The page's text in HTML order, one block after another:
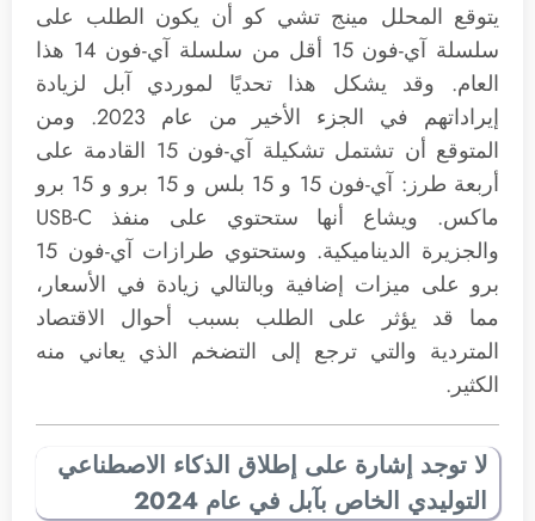
يتوقع المحلل مينج تشي كو أن يكون الطلب على
سلسلة آي-فون 15 أقل من سلسلة آي-فون 14 هذا
العام. وقد يشكل هذا تحديًا لموردي آبل لزيادة
إيراداتهم في الجزء الأخير من عام 2023. ومن
المتوقع أن تشتمل تشكيلة آي-فون 15 القادمة على
أربعة طرز: آي-فون 15 و 15 بلس و 15 برو و 15 برو
ماكس. ويشاع أنها ستحتوي على منفذ USB-C
والجزيرة الديناميكية. وستحتوي طرازات آي-فون 15
برو على ميزات إضافية وبالتالي زيادة في الأسعار،
مما قد يؤثر على الطلب بسبب أحوال الاقتصاد
المتردية والتي ترجع إلى التضخم الذي يعاني منه
الكثير.
لا توجد إشارة على إطلاق الذكاء الاصطناعي
التوليدي الخاص بآبل في عام 2024